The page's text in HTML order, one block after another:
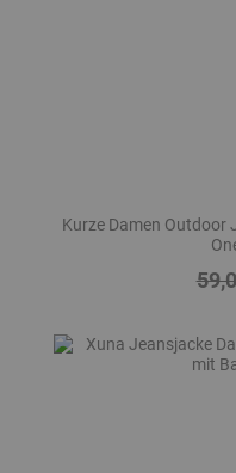
Kurze Damen Outdoor